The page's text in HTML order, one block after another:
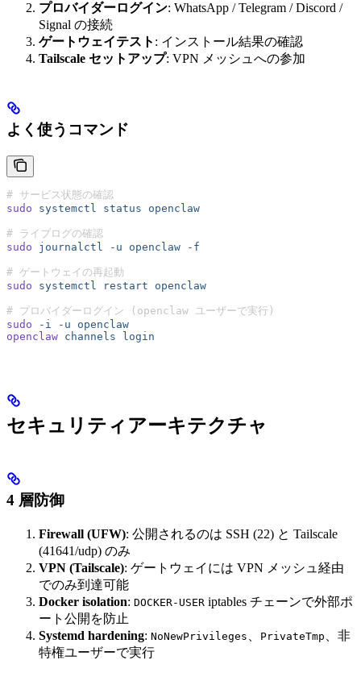
プロバイダーログイン: WhatsApp / Telegram / Discord /
Signal の接続
ゲートウェイテスト : インストール結果の確認
Tailscale セットアップ: VPN メッシュへの参加
よく使うコマンド
# サービス状態の確認
sudo systemctl status openclaw
# ライブログの確認
sudo journalctl -u openclaw -f
# ゲートウェイの再起動
sudo systemctl restart openclaw
# プロバイダーログイン (openclaw ユーザーで実行)
sudo -i -u openclaw
openclaw channels login
セキュリティアーキテクチャ
4 層防御
Firewall (UFW): 公開されるのは SSH (22) と Tailscale
(41641/udp) のみ
VPN (Tailscale): ゲートウェイには VPN メッシュ経由
でのみ到達可能
Docker isolation: DOCKER-USER iptables チェーンで外部ポ
ート公開を防止
Systemd hardening: NoNewPrivileges PrivateTmp
、非
特権ユーザーで実行